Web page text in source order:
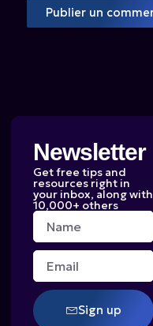
Newsletter
Get free tips and
resources right in
your inbox, along with
10,000+ others
Name
Email
Sign up